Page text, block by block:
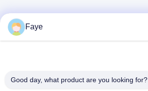
Faye
Good day, what product are you looking for?